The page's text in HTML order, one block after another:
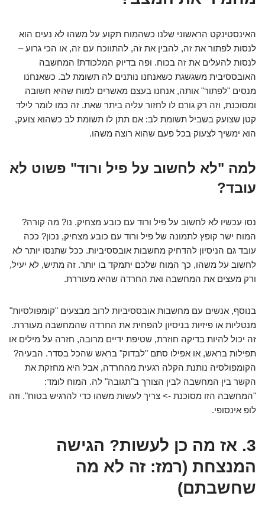
האינסטינקט הראשוני שלנו כשהמוח תקוע על משהו לא נעים הוא
לנסות לפתור את זה, להבין את זה, להתווכח עם זה, או הכי גרוע –
לנסות להעלים את זה בכוח. ופה בדיוק המלכודת! המחשבה
האובססיבית משגשגת כשאנחנו נותנים לה תשומת לב. כשאנחנו
מנסים "לפתור" אותה, אנחנו בעצם מאשרים למוח שהיא חשובה
ומסוכנת, וזה רק גורם לו לחזור עליה ביתר שאת. זה כמו לומר לילד
קטן שצועק בשביל תשומת לב: אם תתן לו תשומת לב כשהוא צועק,
הוא ימשיך לצעוק בכל פעם שהוא רוצה משהו.
למה "לא לחשוב על פיל ורוד" פשוט לא
עובד?
נסו עכשיו לא לחשוב על פיל ורוד עם כובע מצחיק. נו? מה קורה?
המוח ישר קופץ לתמונה של פיל ורוד עם כובע מצחיק, נכון? ככה
עובד גם הניסיון להדחיק מחשבות אובססיביות. ככל שתנסו יותר לא
לחשוב על משהו, כך המוח שלכם יתמקד בו יותר. זה מתיש, לא יעיל,
ורק מעצים את המחשבה ואת החרדה שהיא מעוררת.
בנוסף, אנשים עם מחשבות אובססיביות לרוב מבצעים "קומפולסיות"
מנטליות או פיזיות בניסיון להפחית את החרדה שהמחשבה מעוררת.
זה יכול להיות בדיקה חוזרת, שטיפת ידיים מרובה, חזרה על מילים או
תפילות בראש, או אפילו סתם "לבדוק" בראש שהכל בסדר. הבעיה?
הקומפולסיה נותנת הקלה רגעית מהחרדה, אבל היא מחזקת את
הקשר בין המחשבה לבין הצורך ב"תגובה" לה. המוח לומד:
"המחשבה הזו מסוכנת -> צריך לעשות משהו כדי להרגיש בטוח". וזה
לופ אינסופי.
3. אז מה כן לעשות? הגישה
המנצחת (רמז: זה לא מה
שחשבתם)